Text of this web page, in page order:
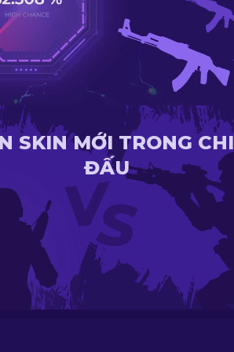
SKIN MỚI TRONG
ĐẤU